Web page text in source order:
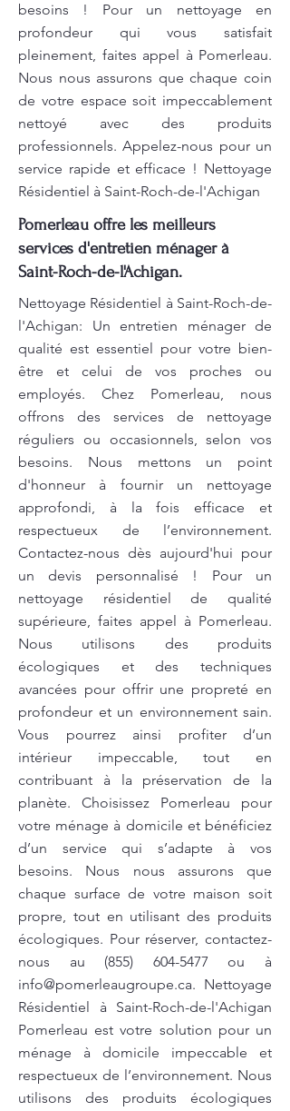
besoins ! Pour un nettoyage en
profondeur qui vous satisfait
pleinement, faites appel à Pomerleau.
Nous nous assurons que chaque coin
de votre espace soit impeccablement
nettoyé avec des produits
professionnels. Appelez-nous pour un
service rapide et efficace ! Nettoyage
Résidentiel à Saint-Roch-de-l'Achigan
Pomerleau offre les meilleurs
services d'entretien ménager à
Saint-Roch-de-l'Achigan.
Nettoyage Résidentiel à Saint-Roch-de-
l'Achigan: Un entretien ménager de
qualité est essentiel pour votre bien-
être et celui de vos proches ou
employés. Chez Pomerleau, nous
offrons des services de nettoyage
réguliers ou occasionnels, selon vos
besoins. Nous mettons un point
d'honneur à fournir un nettoyage
approfondi, à la fois efficace et
respectueux de l’environnement.
Contactez-nous dès aujourd'hui pour
un devis personnalisé ! Pour un
nettoyage résidentiel de qualité
supérieure, faites appel à Pomerleau.
Nous utilisons des produits
écologiques et des techniques
avancées pour offrir une propreté en
profondeur et un environnement sain.
Vous pourrez ainsi profiter d’un
intérieur impeccable, tout en
contribuant à la préservation de la
planète. Choisissez Pomerleau pour
votre ménage à domicile et bénéficiez
d’un service qui s’adapte à vos
besoins. Nous nous assurons que
chaque surface de votre maison soit
propre, tout en utilisant des produits
écologiques. Pour réserver, contactez-
nous au (855) 604-5477 ou à
info@pomerleaugroupe.ca. Nettoyage
Résidentiel à Saint-Roch-de-l'Achigan
Pomerleau est votre solution pour un
ménage à domicile impeccable et
respectueux de l’environnement. Nous
utilisons des produits écologiques